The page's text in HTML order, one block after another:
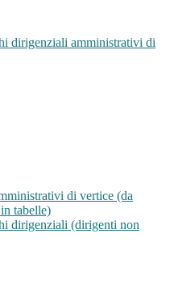
dirigenziali amministrativi di
di vertice (da
tabelle)
dirigenziali (dirigenti non